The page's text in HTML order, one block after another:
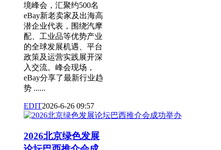
境峰会，汇聚约500名
eBay新老卖家及出海高
潜企业代表，围绕汽摩
配、工业品等优势产业
的全球发展机遇、平台
政策及运营实践展开深
入交流。峰会现场，
eBay分享了最新行业趋
势 ......
EDIT2026-6-26 09:57
2026北京绿色发展